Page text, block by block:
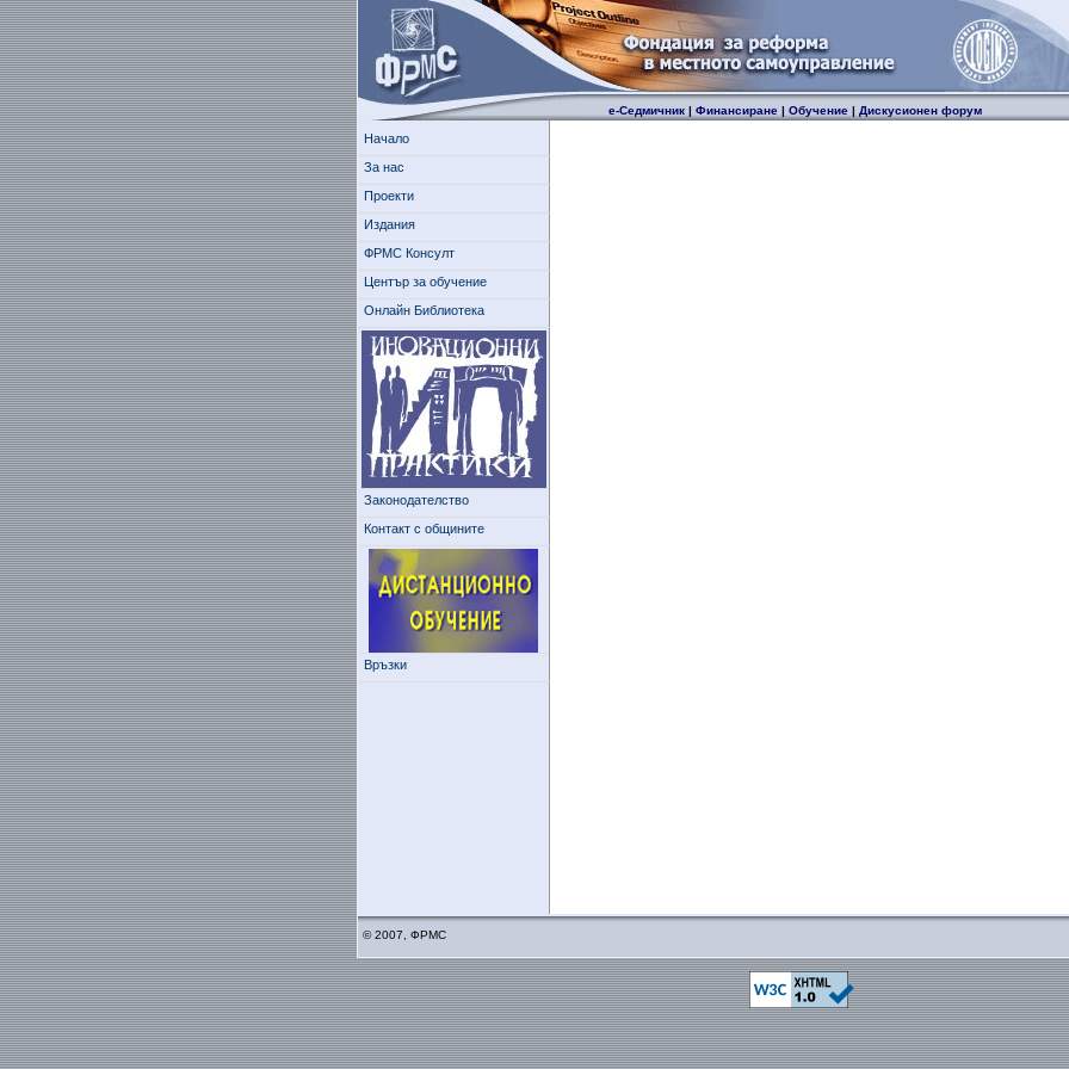
е-Седмичник| Финансиране| Обучение| Дискусионен форум
Начало
За нас
Проекти
Издания
ФРМС Консулт
Център за обучение
Онлайн Библиотека
Законодателство
Контакт с общините
Връзки
© 2007, ФРМС